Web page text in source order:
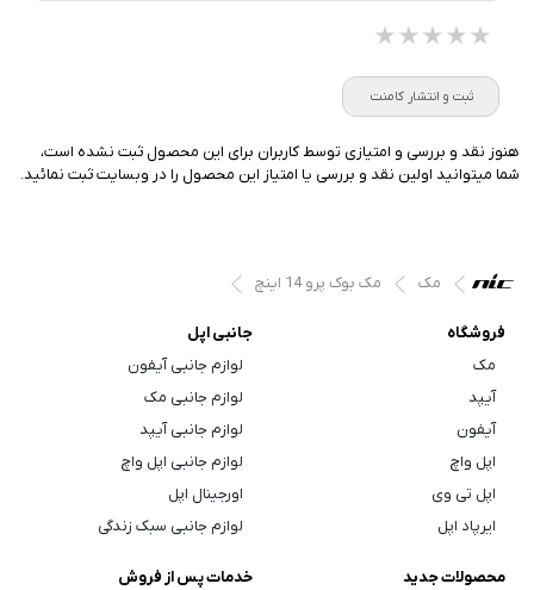
★★★★★
★★★★★
★★★★★
ثبت و انتشار کامنت
هنوز نقد و بررسی و امتیازی توسط کاربران برای این محصول ثبت نشده است،
شما میتوانید اولین نقد و بررسی یا امتیاز این محصول را در وبسایت ثبت نمائید.
مک مک بوک پرو 14 اینچ
فروشگاه
مک
آیپد
آیفون
اپل واچ
اپل تی وی
ایرپاد اپل
جانبی اپل
لوازم جانبی آیفون
لوازم جانبی مک
لوازم جانبی آیپد
لوازم جانبی اپل واچ
اورجینال اپل
لوازم جانبی سبک زندگی
محصولات جدید
خدمات پس از فروش